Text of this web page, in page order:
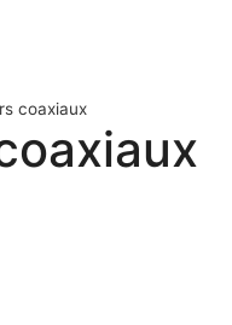
coaxiaux